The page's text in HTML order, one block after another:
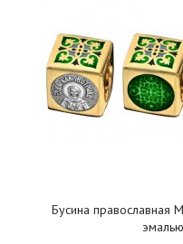
Бусина православная